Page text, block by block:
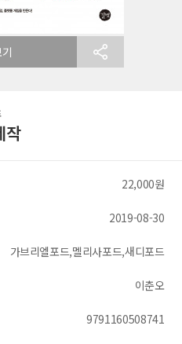
작
22,000원
2019-08-30
가브리엘포드,멜리사포드,새디포드
이춘오
9791160508741